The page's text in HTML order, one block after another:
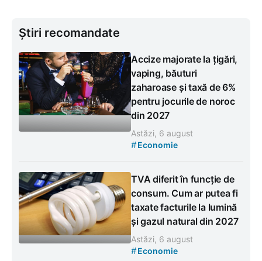
Știri recomandate
Accize majorate la țigări,
vaping, băuturi
zaharoase și taxă de 6%
pentru jocurile de noroc
din 2027
Astăzi, 6 august
#Economie
TVA diferit în funcție de
consum. Cum ar putea fi
taxate facturile la lumină
și gazul natural din 2027
Astăzi, 6 august
#Economie